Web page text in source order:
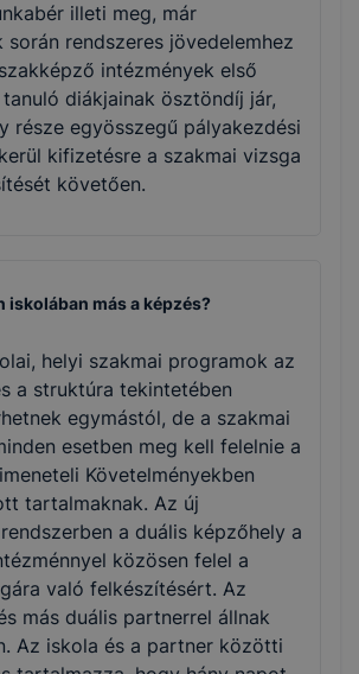
illeti meg, már
során rendszeres jövedelemhez
intézmények első
diákjainak ösztöndíj jár,
része egyösszegű pályakezdési
kifizetésre a szakmai vizsga
követően.
iskolában más a képzés?
helyi szakmai programok az
a struktúra tekintetében
egymástól, de a szakmai
esetben meg kell felelnie a
Követelményekben
tartalmaknak. Az új
a duális képzőhely a
közösen felel a
való felkészítésért. Az
más duális partnerrel állnak
Az iskola és a partner közötti